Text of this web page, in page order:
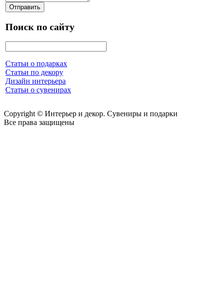
Поиск по сайту
Статьи о подарках
Статьи по декору
Дизайн интерьера
Статьи о сувенирах
Copyright © Интерьер и декор. Сувениры и подарки
Все права защищены